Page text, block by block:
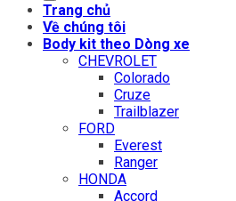
Trang chủ
Về chúng tôi
Body kit theo Dòng xe
CHEVROLET
Colorado
Cruze
Trailblazer
FORD
Everest
Ranger
HONDA
Accord